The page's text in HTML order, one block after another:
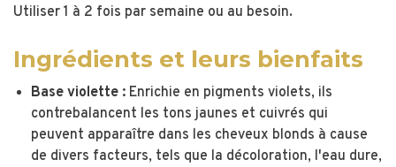
Utiliser 1 à 2 fois par semaine ou au besoin.
Ingrédients et leurs bienfaits
Base violette : Enrichie en pigments violets, ils
contrebalancent les tons jaunes et cuivrés qui
peuvent apparaître dans les cheveux blonds à cause
de divers facteurs, tels que la décoloration, l'eau dure,